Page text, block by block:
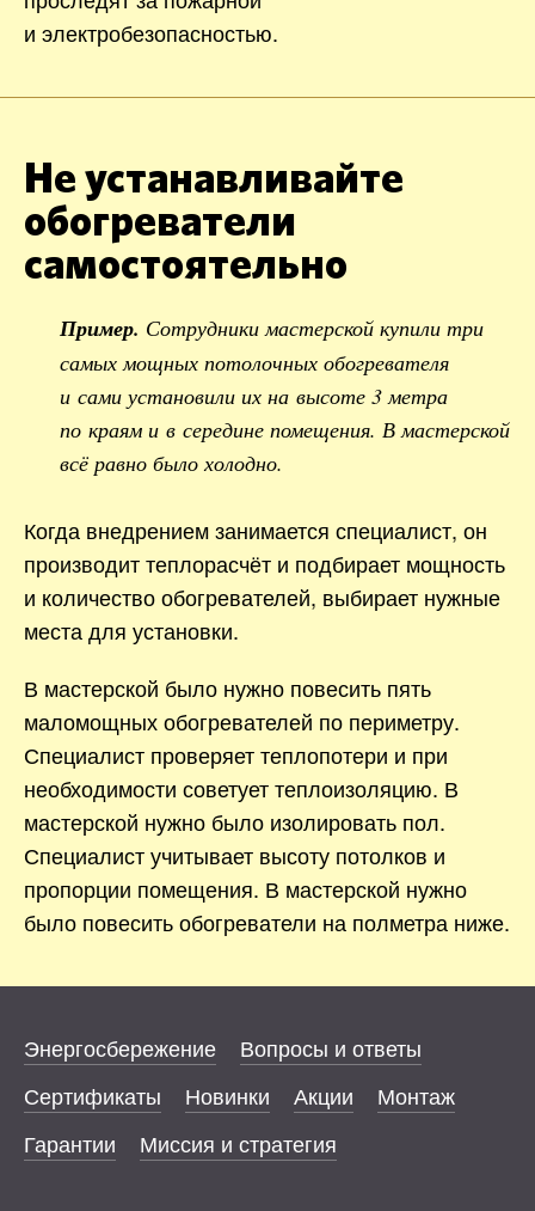
и электробезопасностью.
Не устанавливайте
обогреватели
самостоятельно
Пример. Сотрудники мастерской купили три
самых мощных потолочных обогревателя
и сами установили их на высоте 3 метра
по краям и в середине помещения. В мастерской
всё равно было холодно.
Когда внедрением занимается специалист, он
производит теплорасчёт и подбирает мощность
и количество обогревателей, выбирает нужные
места для установки.
В мастерской было нужно повесить пять
маломощных обогревателей по периметру.
Специалист проверяет теплопотери и при
необходимости советует теплоизоляцию. В
мастерской нужно было изолировать пол.
Специалист учитывает высоту потолков и
пропорции помещения. В мастерской нужно
было повесить обогреватели на полметра ниже.
Энергосбережение
Вопросы и ответы
Сертификаты
Новинки Акции
Монтаж
Гарантии
Миссия и стратегия